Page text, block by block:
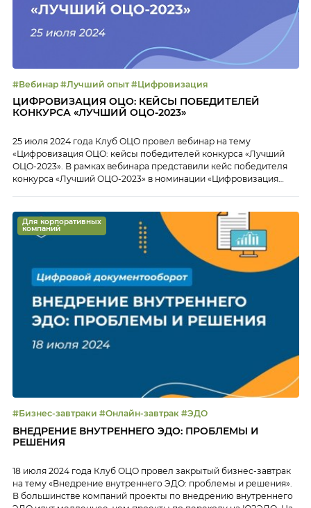
#Вебинар #Лучший опыт #Цифровизация
ЦИФРОВИЗАЦИЯ ОЦО: КЕЙСЫ ПОБЕДИТЕЛЕЙ
КОНКУРСА «ЛУЧШИЙ ОЦО-2023»
25 июля 2024 года Клуб ОЦО провел вебинар на тему
«Цифровизация ОЦО: кейсы победителей конкурса «Лучший
ОЦО-2023». В рамках вебинара представили кейс победителя
конкурса «Лучший ОЦО-2023» в номинации «Цифровизация
Х5 Group, рассказала: А также ответила на вопросы слушателей.
Тайм-коды: 00:02 […]
Для корпоративных
компаний
#Бизнес-завтраки #Онлайн-завтрак #ЭДО
ВНЕДРЕНИЕ ВНУТРЕННЕГО ЭДО: ПРОБЛЕМЫ И
РЕШЕНИЯ
18 июля 2024 года Клуб ОЦО провел закрытый бизнес-завтрак
на тему «Внедрение внутреннего ЭДО: проблемы и решения».
В большинстве компаний проекты по внедрению внутреннего